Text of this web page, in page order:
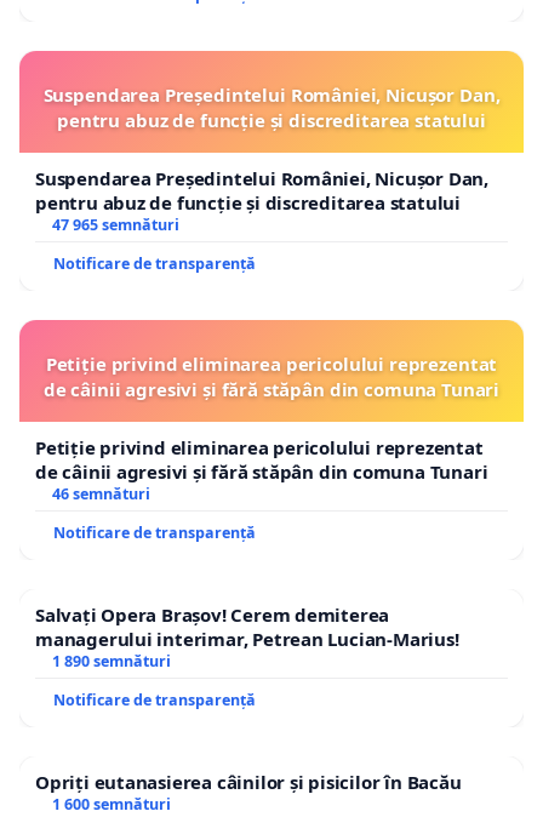
Suspendarea Președintelui României, Nicușor Dan,
pentru abuz de funcție și discreditarea statului
Suspendarea Președintelui României, Nicușor Dan,
pentru abuz de funcție și discreditarea statului
47 965 semnături
Notificare de transparență
Petiție privind eliminarea pericolului reprezentat
de câinii agresivi și fără stăpân din comuna Tunari
Petiție privind eliminarea pericolului reprezentat
de câinii agresivi și fără stăpân din comuna Tunari
46 semnături
Notificare de transparență
Salvați Opera Brașov! Cerem demiterea
managerului interimar, Petrean Lucian-Marius!
1 890 semnături
Notificare de transparență
Opriți eutanasierea câinilor și pisicilor în Bacău
1 600 semnături